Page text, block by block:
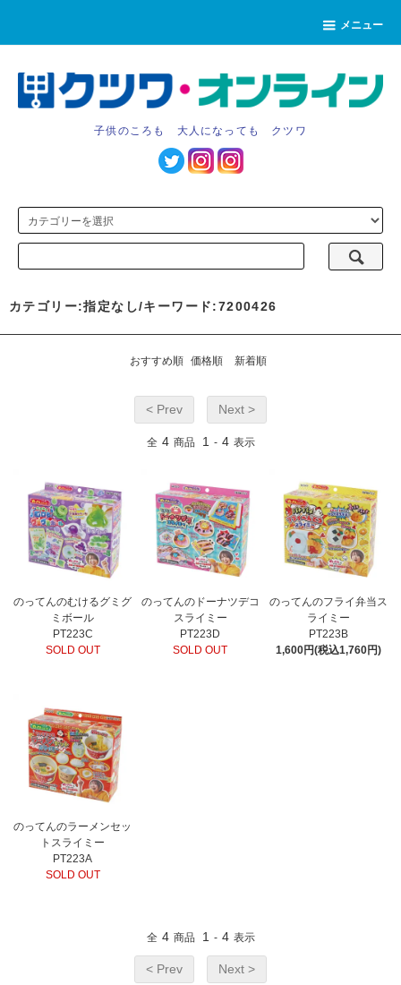
メニュー
子供のころも 大人になっても クツワ
カテゴリー:指定なし/キーワード:7200426
おすすめ順 価格順 新着順
< Prev Next >
全 4 商品 1 - 4 表示
のってんのむけるグミグ
ミボール
PT223C
SOLD OUT
のってんのドーナツデコ
スライミー
PT223D
SOLD OUT
のってんのフライ弁当ス
ライミー
PT223B
1,600円(税込1,760円)
のってんのラーメンセッ
トスライミー
PT223A
SOLD OUT
全 4 商品 1 - 4 表示
< Prev Next >